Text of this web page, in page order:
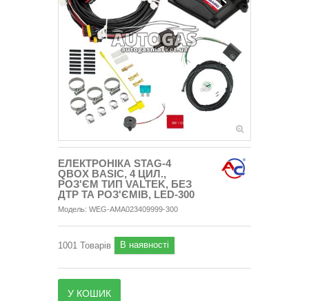
ЕЛЕКТРОНІКА STAG-4
QBOX BASIC, 4 ЦИЛ.,
РОЗ'ЄМ ТИП VALTEK, БЕЗ
ДТР ТА РОЗ'ЄМІВ, LED-300
Модель: WEG-AMA023409999-300
1001 Товарів В наявності
У КОШИК